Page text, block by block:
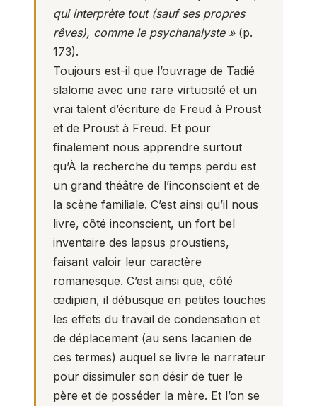
qui interprète tout (sauf ses propres
rêves), comme le psychanalyste »(p.
173).
Toujours est-il que l’ouvrage de Tadié
slalome avec une rare virtuosité et un
vrai talent d’écriture de Freud à Proust
et de Proust à Freud. Et pour
finalement nous apprendre surtout
qu’À la recherche du temps perdu est
un grand théâtre de l’inconscient et de
la scène familiale. C’est ainsi qu’il nous
livre, côté inconscient, un fort bel
inventaire des lapsus proustiens,
faisant valoir leur caractère
romanesque. C’est ainsi que, côté
œdipien, il débusque en petites touches
les effets du travail de condensation et
de déplacement (au sens lacanien de
ces termes) auquel se livre le narrateur
pour dissimuler son désir de tuer le
père et de posséder la mère. Et l’on se